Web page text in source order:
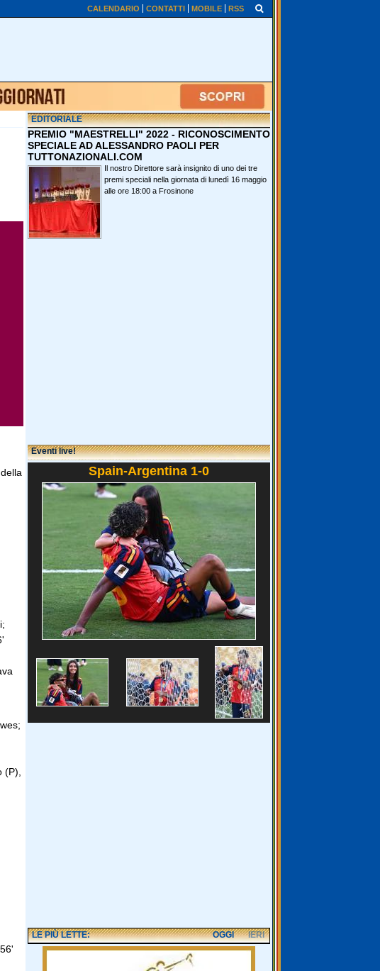
CALENDARIO CONTATTI MOBILE RSS
della
EDITORIALE
PREMIO "MAESTRELLI" 2022 - RICONOSCIMENTO
SPECIALE AD ALESSANDRO PAOLI PER
TUTTONAZIONALI.COM
Il nostro Direttore sarà insignito di uno dei tre
premi speciali nella giornata di lunedì 16 maggio
alle ore 18:00 a Frosinone
Eventi live!
Spain-Argentina 1-0
LE PIÙ LETTE: IERI
OGGI